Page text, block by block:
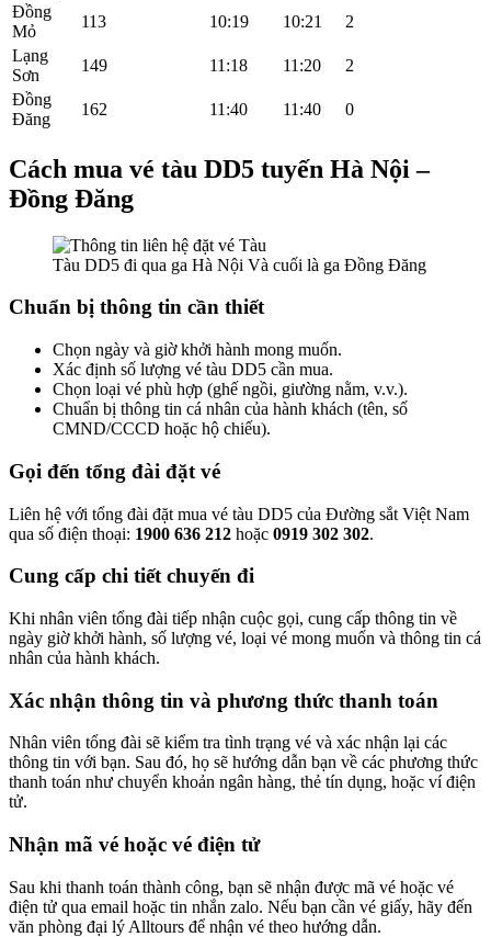
Đồng
Mỏ
113 10:19 10:21
2
Lạng
Sơn
149 11:18 11:20
2
Đồng
Đăng
162 11:40 11:40 0
Cách mua vé tàu DD5 tuyến Hà Nội –
Đồng Đăng
Tàu DD5 đi qua ga Hà Nội Và cuối là ga Đồng Đăng
Chuẩn bị thông tin cần thiết
Chọn ngày và giờ khởi hành mong muốn.
Xác định số lượng vé tàu DD5 cần mua.
Chọn loại vé phù hợp (ghế ngồi, giường nằm, v.v.).
Chuẩn bị thông tin cá nhân của hành khách (tên, số
CMND/CCCD hoặc hộ chiếu).
Gọi đến tổng đài đặt vé
Liên hệ với tổng đài đặt mua vé tàu DD5 của Đường sắt Việt Nam
qua số điện thoại: 1900 636 212 hoặc 0919 302 302.
Cung cấp chi tiết chuyến đi
Khi nhân viên tổng đài tiếp nhận cuộc gọi, cung cấp thông tin về
ngày giờ khởi hành, số lượng vé, loại vé mong muốn và thông tin cá
nhân của hành khách.
Xác nhận thông tin và phương thức thanh toán
Nhân viên tổng đài sẽ kiểm tra tình trạng vé và xác nhận lại các
thông tin với bạn. Sau đó, họ sẽ hướng dẫn bạn về các phương thức
thanh toán như chuyển khoản ngân hàng, thẻ tín dụng, hoặc ví điện
tử.
Nhận mã vé hoặc vé điện tử
Sau khi thanh toán thành công, bạn sẽ nhận được mã vé hoặc vé
điện tử qua email hoặc tin nhắn zalo. Nếu bạn cần vé giấy, hãy đến
văn phòng đại lý Alltours để nhận vé theo hướng dẫn.